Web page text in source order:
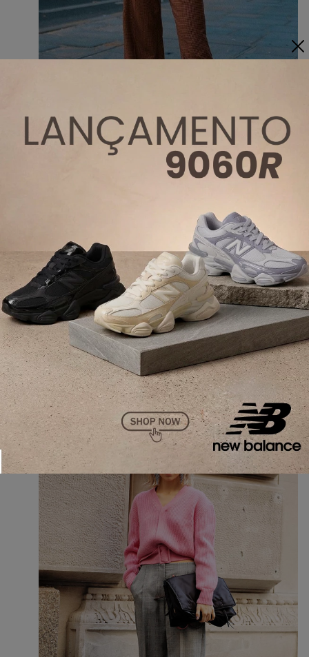
Calça de alfaiataria com
Tricot
Sua calça do office também pode compor seus looks
de inverno de maneira brilhante. Combine com um
tricot de cor vibrante e uma botinha nos pés. A aposta
é certeira!